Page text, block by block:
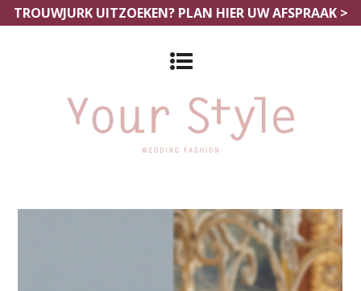
TROUWJURK UITZOEKEN? PLAN HIER UW AFSPRAAK >
Grote Maten Bruidszaak